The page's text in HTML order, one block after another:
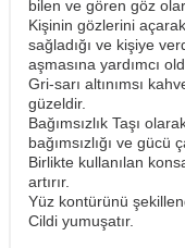
bilen ve gören göz
Kişinin gözlerini
sağladığı ve kişiye
aşmasına yardımcı
Gri-sarı altınımsı
güzeldir.
Bağımsızlık Taşı
bağımsızlığı ve gücü
Birlikte kullanılan
artırır.
Yüz kontürünü
Cildi yumuşatır.